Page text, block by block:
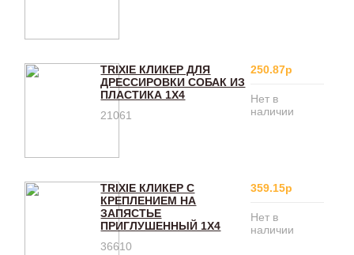
TRIXIE КЛИКЕР ДЛЯ
ДРЕССИРОВКИ СОБАК ИЗ
ПЛАСТИКА 1Х4
21061
250.87р
Нет в
наличии
TRIXIE КЛИКЕР С
КРЕПЛЕНИЕМ НА
ЗАПЯСТЬЕ
ПРИГЛУШЕННЫЙ 1Х4
36610
359.15р
Нет в
наличии